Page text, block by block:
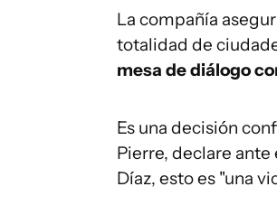
La compañía
totalidad de
mesa de diálogo
Es una decisión
Pierre, declare
Díaz, esto es "una